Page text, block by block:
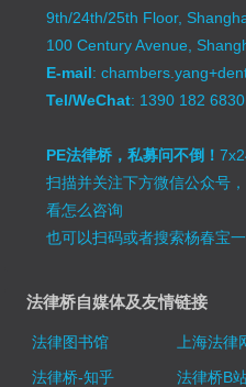
9th/24th/25th Floor,
100 Century Avenue,
E-mail:
Tel/WeChat: 1390 182 6830
PE法律桥，私募问不倒！
扫描并关注下方微信公众号
看怎么咨询
也可以扫码或者搜索杨春宝
法律桥自媒体及友情链接
法律图书馆 上海法律
法律桥-知乎
法律桥B